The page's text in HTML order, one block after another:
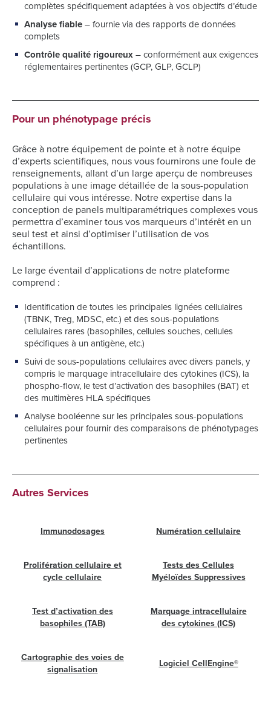
complètes spécifiquement adaptées à vos objectifs d’étude
Analyse fiable – fournie via des rapports de données
complets
Contrôle qualité rigoureux – conformément aux exigences
réglementaires pertinentes (GCP, GLP, GCLP)
Pour un phénotypage précis
Grâce à notre équipement de pointe et à notre équipe
d’experts scientifiques, nous vous fournirons une foule de
renseignements, allant d’un large aperçu de nombreuses
populations à une image détaillée de la sous-population
cellulaire qui vous intéresse. Notre expertise dans la
conception de panels multiparamétriques complexes vous
permettra d’examiner tous vos marqueurs d’intérêt en un
seul test et ainsi d’optimiser l’utilisation de vos
échantillons.
Le large éventail d’applications de notre plateforme
comprend :
Identification de toutes les principales lignées cellulaires
(TBNK, Treg, MDSC, etc.) et des sous-populations
cellulaires rares (basophiles, cellules souches, cellules
spécifiques à un antigène, etc.)
Suivi de sous-populations cellulaires avec divers panels, y
compris le marquage intracellulaire des cytokines (ICS), la
phospho-flow, le test d’activation des basophiles (BAT) et
des multimères HLA spécifiques
Analyse booléenne sur les principales sous-populations
cellulaires pour fournir des comparaisons de phénotypages
pertinentes
Autres Services
Immunodosages Numération cellulaire
Prolifération cellulaire et
cycle cellulaire
Tests des Cellules
Myéloïdes Suppressives
Test d’activation des
basophiles (TAB)
Marquage intracellulaire
des cytokines (ICS)
Cartographie des voies de
signalisation
Logiciel CellEngine®